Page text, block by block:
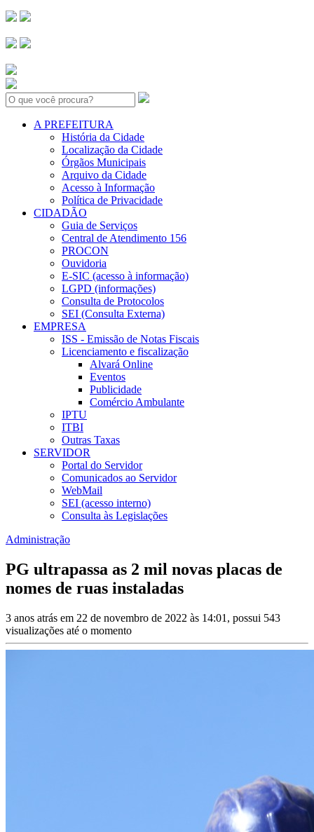
Search:
A PREFEITURA
História da Cidade
Localização da Cidade
Órgãos Municipais
Arquivo da Cidade
Acesso à Informação
Política de Privacidade
CIDADÃO
Guia de Serviços
Central de Atendimento 156
PROCON
Ouvidoria
E-SIC (acesso à informação)
LGPD (informações)
Consulta de Protocolos
SEI (Consulta Externa)
EMPRESA
ISS - Emissão de Notas Fiscais
Licenciamento e fiscalização
Alvará Online
Eventos
Publicidade
Comércio Ambulante
IPTU
ITBI
Outras Taxas
SERVIDOR
Portal do Servidor
Comunicados ao Servidor
WebMail
SEI (acesso interno)
Consulta às Legislações
Administração
PG ultrapassa as 2 mil novas placas de
nomes de ruas instaladas
3 anos atrás em 22 de novembro de 2022 às 14:01, possui 543
visualizações até o momento